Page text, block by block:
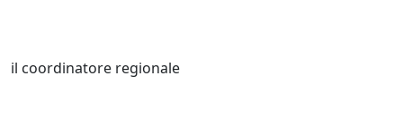
il coordinatore regionale